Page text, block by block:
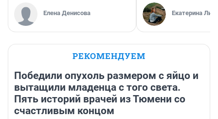
Елена Денисова Екатерина
РЕКОМЕНДУЕМ
Победили опухоль размером с яйцо и
вытащили младенца с того света.
Пять историй врачей из Тюмени со
счастливым концом